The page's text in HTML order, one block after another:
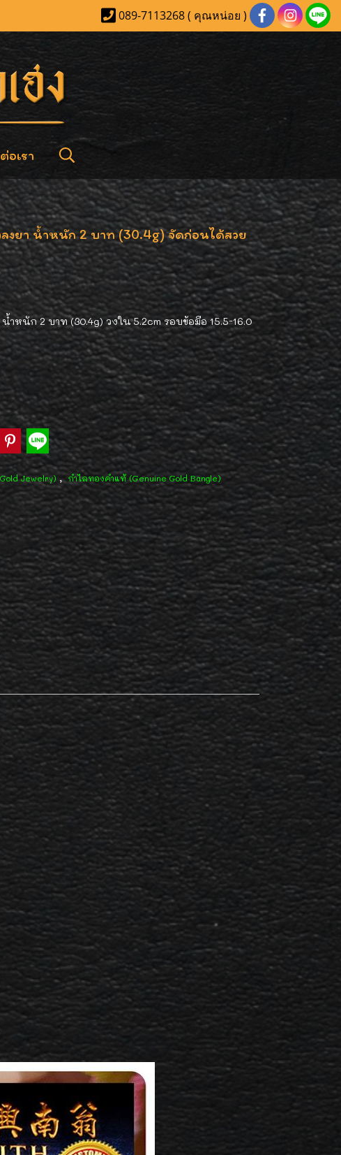
089-7113268 ( คุณหน่อย )
อเรา
ลงยา น้ำหนัก 2 บาท (30.4g) จัดก่อนได้สวย
ำหนัก 2 บาท (30.4g) วงใน 5.2cm รอบข้อมือ 15.5-16.0
Jewelry) , กำไลทองคำแท้ (Genuine Gold Bangle)